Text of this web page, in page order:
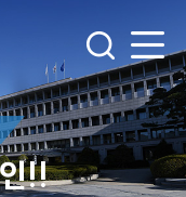
!!